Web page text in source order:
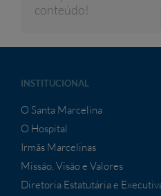
conteúdo!
INSTITUCIONAL
O Santa Marcelina
O Hospital
Irmãs Marcelinas
Missão, Visão e Valores
Diretoria Estatutária e